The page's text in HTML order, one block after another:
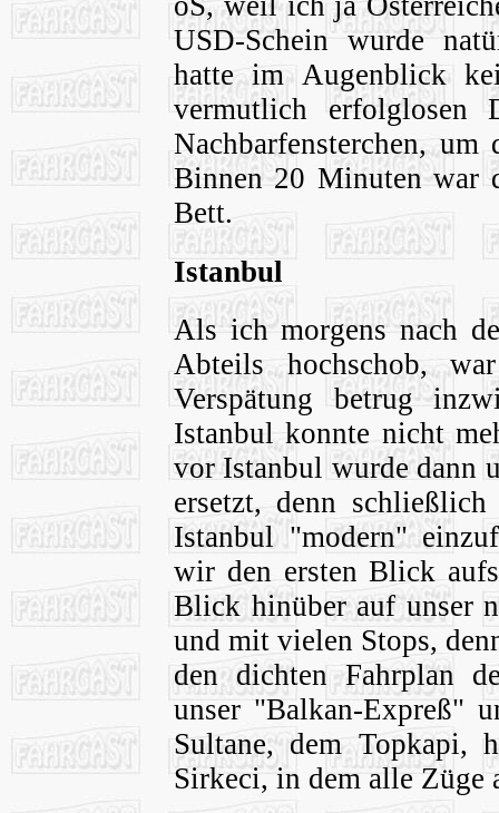
USD-Schein wurde
hatte im Augenblick
vermutlich erfolglosen
Nachbarfensterchen, um
Binnen 20 Minuten war
Bett.
Istanbul
Als ich morgens nach
Abteils hochschob,
Verspätung betrug
Istanbul konnte nicht
vor Istanbul wurde dann
ersetzt, denn
Istanbul "modern"
wir den ersten Blick
Blick hinüber auf unser
und mit vielen Stops,
den dichten Fahrplan
unser "Balkan-Expreß"
Sultane, dem Topkapi,
Sirkeci, in dem alle Züge